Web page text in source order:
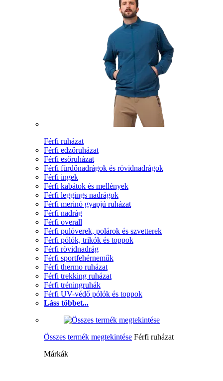
Férfi ruházat
Férfi edzőruházat
Férfi esőruházat
Férfi fürdőnadrágok és rövidnadrágok
Férfi ingek
Férfi kabátok és mellények
Férfi leggings nadrágok
Férfi merinó gyapjú ruházat
Férfi nadrág
Férfi overall
Férfi pulóverek, polárok és szvetterek
Férfi pólók, trikók és toppok
Férfi rövidnadrág
Férfi sportfehérneműk
Férfi thermo ruházat
Férfi trekking ruházat
Férfi tréningruhák
Férfi UV-védő pólók és toppok
Láss többet...
Összes termék megtekintése Férfi ruházat
Márkák